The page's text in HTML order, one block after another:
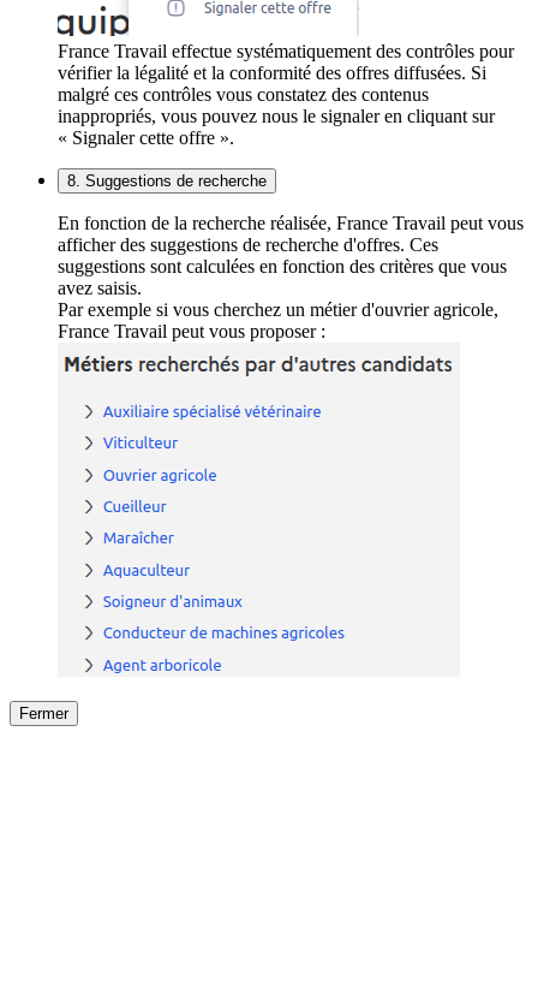
France Travail effectue systématiquement des contrôles pour
vérifier la légalité et la conformité des offres diffusées. Si
malgré ces contrôles vous constatez des contenus
inappropriés, vous pouvez nous le signaler en cliquant sur
« Signaler cette offre ».
8. Suggestions de recherche
En fonction de la recherche réalisée, France Travail peut vous
afficher des suggestions de recherche d'offres. Ces
suggestions sont calculées en fonction des critères que vous
avez saisis.
Par exemple si vous cherchez un métier d'ouvrier agricole,
France Travail peut vous proposer :
Fermer